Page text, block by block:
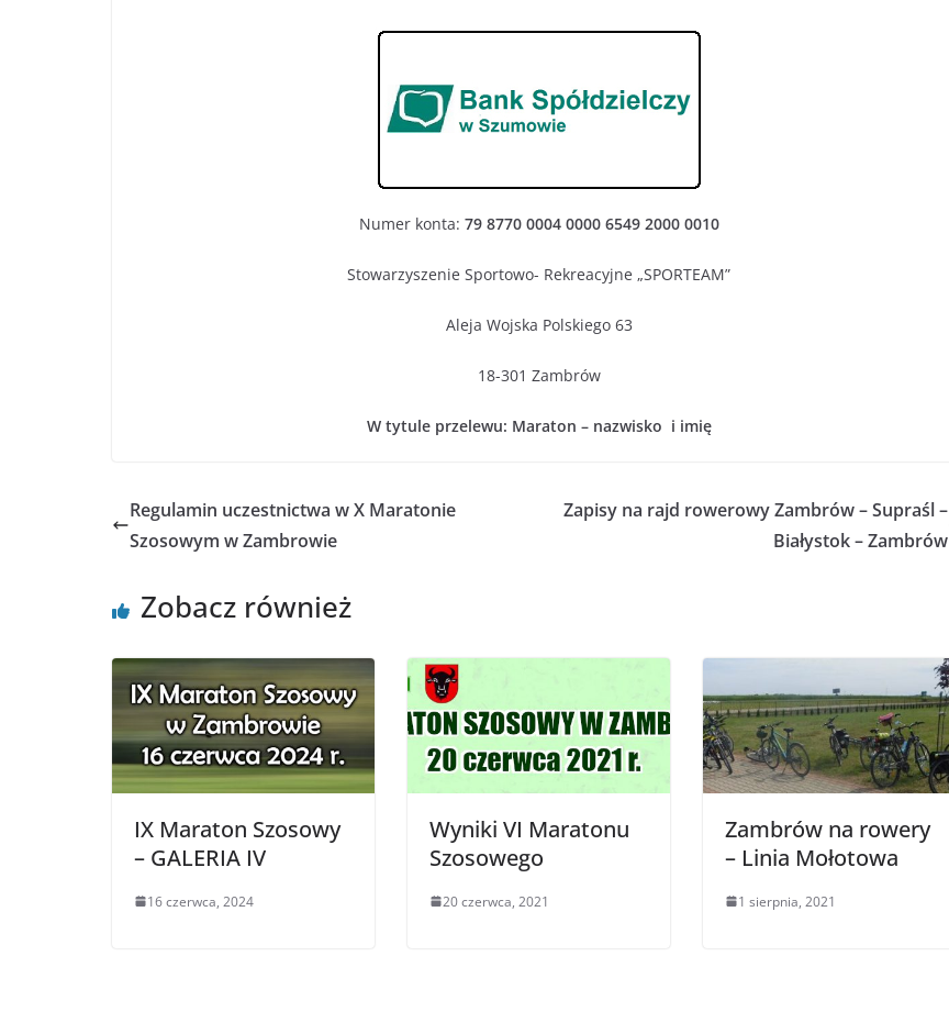
Numer konta: 79 8770 0004 0000 6549 2000 0010
Stowarzyszenie Sportowo- Rekreacyjne „SPORTEAM”
Aleja Wojska Polskiego 63
18-301 Zambrów
W tytule przelewu: Maraton – nazwisko i imię
Regulamin uczestnictwa w X Maratonie
Szosowym w Zambrowie
Zapisy na rajd rowerowy Zambrów – Supraśl –
Białystok – Zambrów
Zobacz również
IX Maraton Szosowy
– GALERIA IV
16 czerwca, 2024
Wyniki VI Maratonu
Szosowego
20 czerwca, 2021
Zambrów na rowery
– Linia Mołotowa
1 sierpnia, 2021